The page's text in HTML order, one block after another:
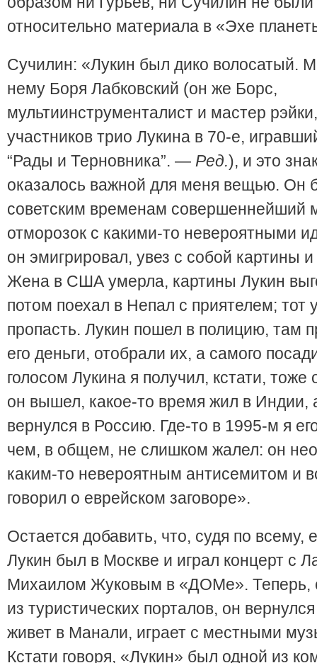
относительно материала в «Эхе
Сучилин: «Лукин был дико волосатый.
нему Боря Лабковский (он же Борс,
мультиинструменталист и мастер
участников трио Лукина в 70-е,
“Рады и Терновника”. — Ред.), и это
оказалось важной для меня вещью. Он
советским временам совершеннейший
отморозок с какими-то невероятными
он эмигрировал, увез с собой картины
Жена в США умерла, картины Лукин
потом поехал в Непал с приятелем; тот
пропасть. Лукин пошел в полицию, там
его деньги, отобрали их, а самого
голосом Лукина я получил, кстати,
он вышел, какое-то время жил в Индии,
вернулся в Россию. Где-то в 1995-м я
чем, в общем, не слишком жалел: он
каким-то невероятным антисемитом и
говорил о еврейском заговоре».
Остается добавить, что, судя по всему,
Лукин был в Москве и играл концерт с
Михаилом Жуковым в «ДОМе». Теперь,
из туристических порталов, он
живет в Манали, играет с местными
Кстати говоря, «Лукин» был одной из